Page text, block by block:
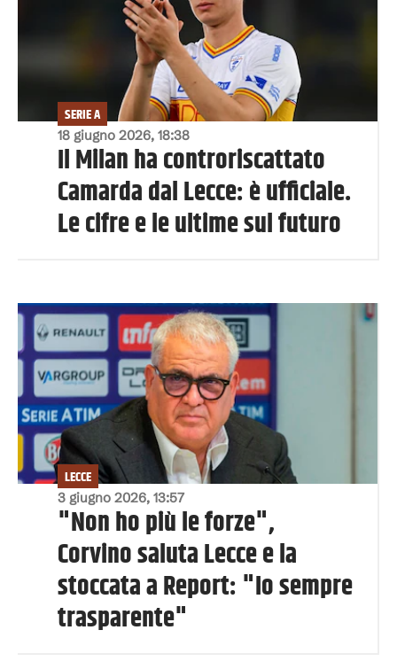
18 giugno 2026, 18:38
SERIE A
Il Milan ha controriscattato
Camarda dal Lecce: è ufficiale.
Le cifre e le ultime sul futuro
3 giugno 2026, 13:57
LECCE
"Non ho più le forze",
Corvino saluta Lecce e la
stoccata a Report: "Io sempre
trasparente"